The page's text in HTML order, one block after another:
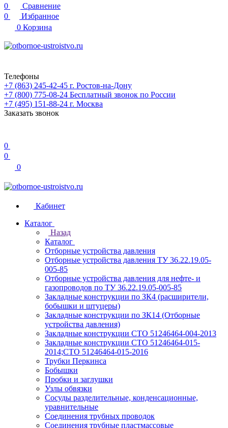
0
Сравнение
0
Избранное
0 Корзина
Телефоны
+7 (863) 245-42-45 г. Ростов-на-Дону
+7 (800) 775-08-24 Бесплатный звонок по России
+7 (495) 151-88-24 г. Москва
Заказать звонок
0
0
0
Кабинет
Каталог
Назад
Каталог
Отборные устройства давления
Отборные устройства давления ТУ 36.22.19.05-
005-85
Отборные устройства давления для нефте- и
газопроводов по ТУ 36.22.19.05-005-85
Закладные конструкции по ЗК4 (расширители,
бобышки и штуцеры)
Закладные конструкции по ЗК14 (Отборные
устройства давления)
Закладные конструкции СТО 51246464-004-2013
Закладные конструкции СТО 51246464-015-
2014;СТО 51246464-015-2016
Трубки Перкинса
Бобышки
Пробки и заглушки
Узлы обвязки
Сосуды разделительные, конденсационные,
уравнительные
Соединения трубных проводок
Соединения трубные пластмассовые